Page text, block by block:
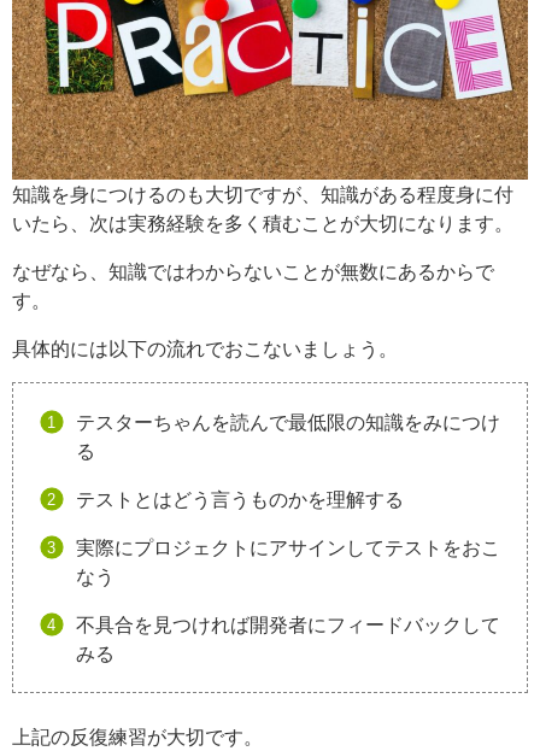
知識を身につけるのも大切ですが、知識がある程度身に付
いたら、次は実務経験を多く積むことが大切になります。
なぜなら、知識ではわからないことが無数にあるからで
す。
具体的には以下の流れでおこないましょう。
テスターちゃんを読んで最低限の知識をみにつけ
る
テストとはどう言うものかを理解する
実際にプロジェクトにアサインしてテストをおこ
なう
不具合を見つければ開発者にフィードバックして
みる
上記の反復練習が大切です。